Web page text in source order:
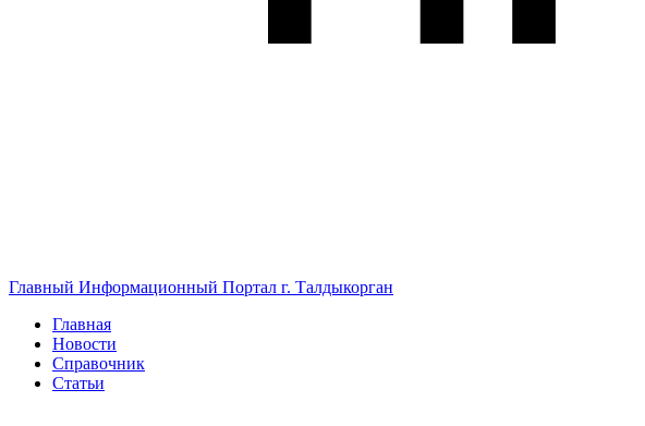
Главный Информационный Портал г. Талдыкорган
Главная
Новости
Справочник
Статьи